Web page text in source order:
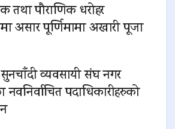
तथा पौराणिक धरोहर
असार पूर्णिमामा अखारी पूजा
व्यवसायी संघ नगर
नवनिर्वाचित पदाधिकारीहरुको